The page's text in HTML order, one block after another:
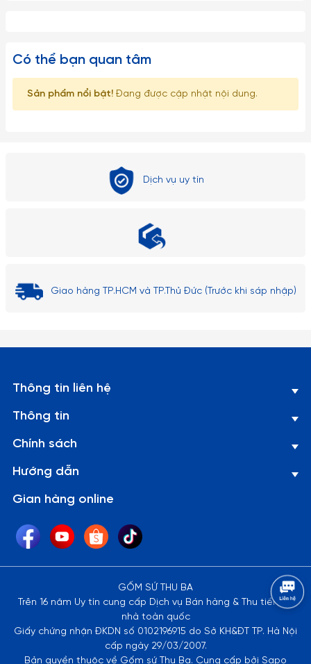
Có thể bạn quan tâm
Sản phẩm nổi bật! Đang được cập nhật nội dung.
Dịch vụ uy tín
Giao hàng TP.HCM và TP.Thủ Đức (Trước khi sáp nhập)
Thông tin liên hệ
Thông tin
Chính sách
Hướng dẫn
Gian hàng online
GỐM SỨ THU BA
Trên 16 năm Uy tín cung cấp Dịch vụ Bán hàng & Thu tiền tại
nhà toàn quốc
Giấy chứng nhận ĐKDN số 0102196915 do Sở KH&ĐT TP. Hà Nội
cấp ngày 29/03/2007.
Bản quyền thuộc về Gốm sứ Thu Ba. Cung cấp bởi Sapo